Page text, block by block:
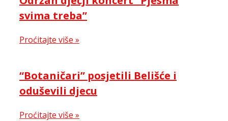
svima treba”
Proćitajte više »
“Botaničari” posjetili Belišće i
oduševili djecu
Proćitajte više »